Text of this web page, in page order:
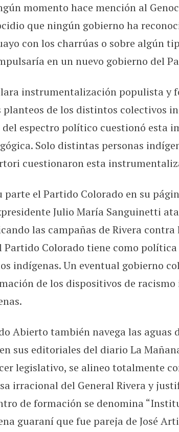
momento hace mención al
que ningún gobierno ha
con los charrúas o sobre algún
en un nuevo gobierno del
instrumentalización populista y
planteos de los distintos colectivos
espectro político cuestionó esta
Solo distintas personas
cuestionaron esta
parte el Partido Colorado en su
Julio María Sanguinetti
las campañas de Rivera contra
Partido Colorado tiene como
indígenas. Un eventual gobierno
de los dispositivos de
Abierto también navega las aguas
sus editoriales del diario La
legislativo, se alineo totalmente
irracional del General Rivera y
de formación se denomina
guaraní que fue pareja de José